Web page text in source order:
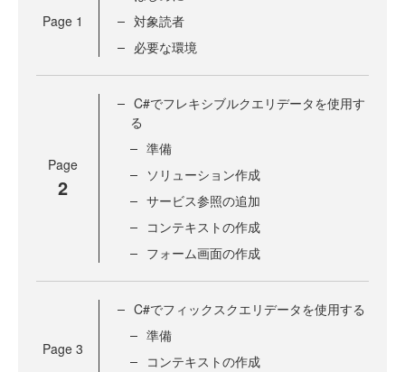
Page 1
対象読者
必要な環境
Page
2
C#でフレキシブルクエリデータを使用す
る
準備
ソリューション作成
サービス参照の追加
コンテキストの作成
フォーム画面の作成
Page 3
C#でフィックスクエリデータを使用する
準備
コンテキストの作成